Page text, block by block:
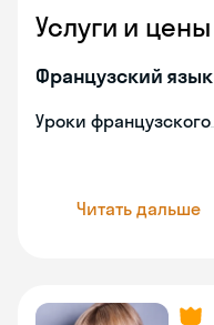
Услуги и цены
Французский язык
Уроки французского
Читать дальше